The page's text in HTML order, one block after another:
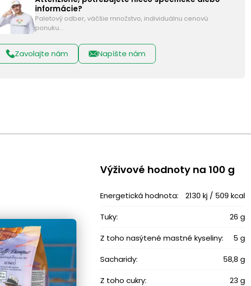
informácie?
Paletový odber, väčšie množstvo, individuálnu cenovú
ponuku…
Zavolajte nám Napíšte nám
Výživové ​​hodnoty na 100 g
Energetická hodnota: 2130 kj / 509 kcal
Tuky: 26 g
Z toho nasýtené mastné kyseliny: 5 g
Sacharidy: 58,8 g
Z toho cukry: 23 g